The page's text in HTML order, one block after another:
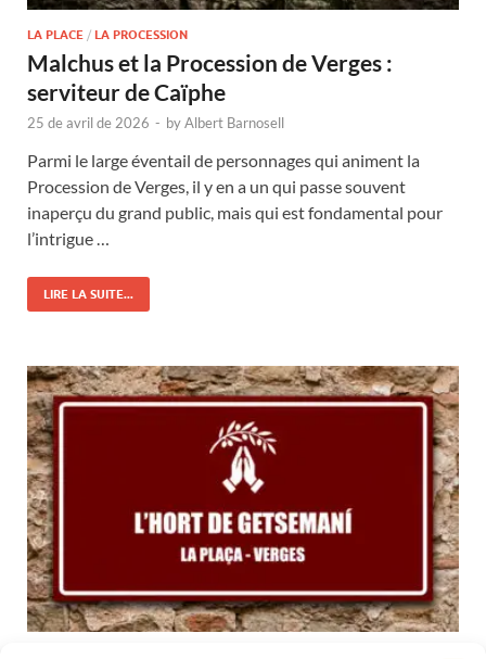
LA PLACE / LA PROCESSION
Malchus et la Procession de Verges :
serviteur de Caïphe
25 de avril de 2026 - byAlbert Barnosell
Parmi le large éventail de personnages qui animent la
Procession de Verges, il y en a un qui passe souvent
inaperçu du grand public, mais qui est fondamental pour
l’intrigue …
LIRE LA SUITE...